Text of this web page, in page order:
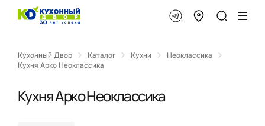
Кухонный Двор Каталог Кухни
Неоклассика
Кухня Арко Неоклассика
Кухня Арко Неоклассика